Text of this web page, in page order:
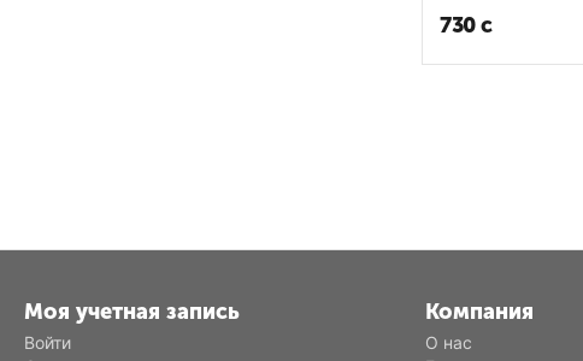
‍730‍с
Моя учетная запись
Войти
Компания
О нас